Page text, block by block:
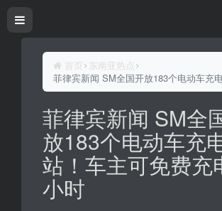
首页
东南亚热点
菲律宾新闻 SM全国开放183个电动车充
菲律宾新闻 SM全
放183个电动车充
站！车主可免费充
小时